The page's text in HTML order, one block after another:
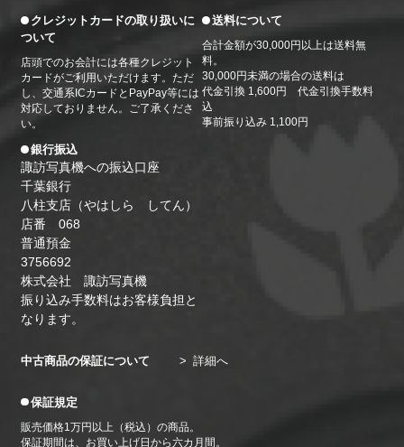
7月の休業日のお知らせ。7月3日（金）・6日
（月）・10日（金）・13日（月）・17日（金）・20
日（月）・24日（金）・27日（月）・31日（金）
2026/05/26
6月の休業日のお知らせ。6月1日（月）・4日
（木）・8日（月）・13日（土）・15日（月）・19
日（金）・22日（月）・26日（金）・29日（月）
クレジットカードの取り扱いに
ついて
店頭でのお会計には各種クレジット
カードがご利用いただけます。ただ
し、交通系ICカードとPayPay等には
対応しておりません。ご了承くださ
い。
銀行振込
諏訪写真機への振込口座
千葉銀行
八柱支店（やはしら してん）
店番 068
普通預金
3756692
株式会社 諏訪写真機
振り込み手数料はお客様負担と
なります。
送料について
合計金額が30,000円以上は送料無
料。
30,000円未満の場合の送料は
代金引換 1,600円 代金引換手数料
込
事前振り込み 1,100円
中古商品の保証について 詳細へ
保証規定
販売価格1万円以上（税込）の商品。
保証期間は、お買い上げ日から六カ月間。